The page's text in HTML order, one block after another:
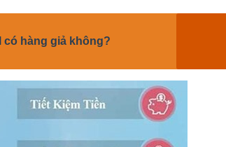
có hàng giả không?